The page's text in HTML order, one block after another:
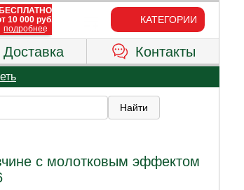
КАТЕГОРИИ
Доставка Контакты
с молотковым эффектом